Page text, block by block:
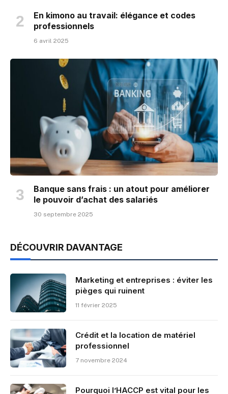
En kimono au travail: élégance et codes
professionnels
6 avril 2025
Banque sans frais : un atout pour améliorer
le pouvoir d’achat des salariés
30 septembre 2025
DÉCOUVRIR DAVANTAGE
Marketing et entreprises : éviter les
pièges qui ruinent
11 février 2025
Crédit et la location de matériel
professionnel
7 novembre 2024
Pourquoi l’HACCP est vital pour les